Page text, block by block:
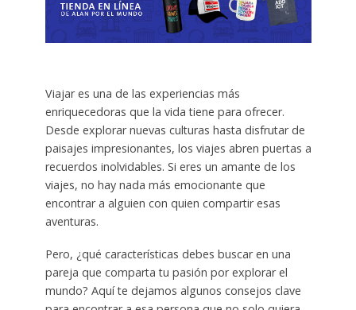
Viajar es una de las experiencias más
enriquecedoras que la vida tiene para ofrecer.
Desde explorar nuevas culturas hasta disfrutar de
paisajes impresionantes, los viajes abren puertas a
recuerdos inolvidables. Si eres un amante de los
viajes, no hay nada más emocionante que
encontrar a alguien con quien compartir esas
aventuras.
Pero, ¿qué características debes buscar en una
pareja que comparta tu pasión por explorar el
mundo? Aquí te dejamos algunos consejos clave